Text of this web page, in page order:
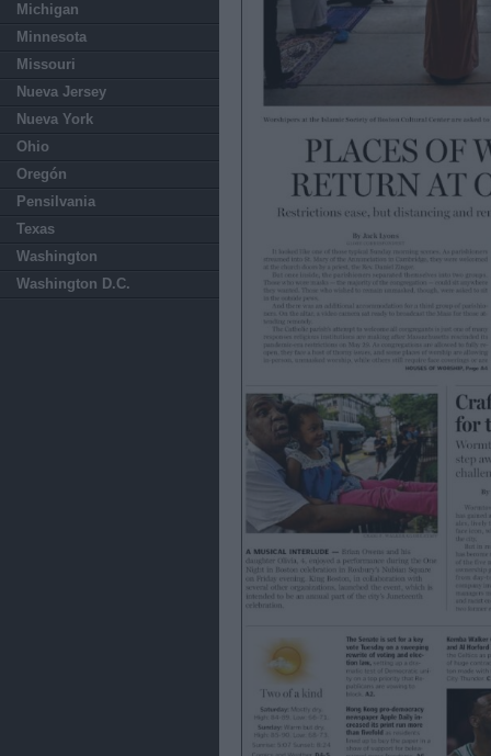
Michigan
Minnesota
Missouri
Nueva Jersey
Nueva York
Ohio
Oregón
Pensilvania
Texas
Washington
Washington D.C.